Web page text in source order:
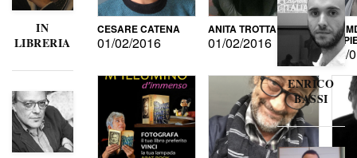
IN
LIBRERIA
CESARE CATENA
01/02/2016
ANITA TROTTA
01/02/2016 DI
15/
ENRICO
BASSI